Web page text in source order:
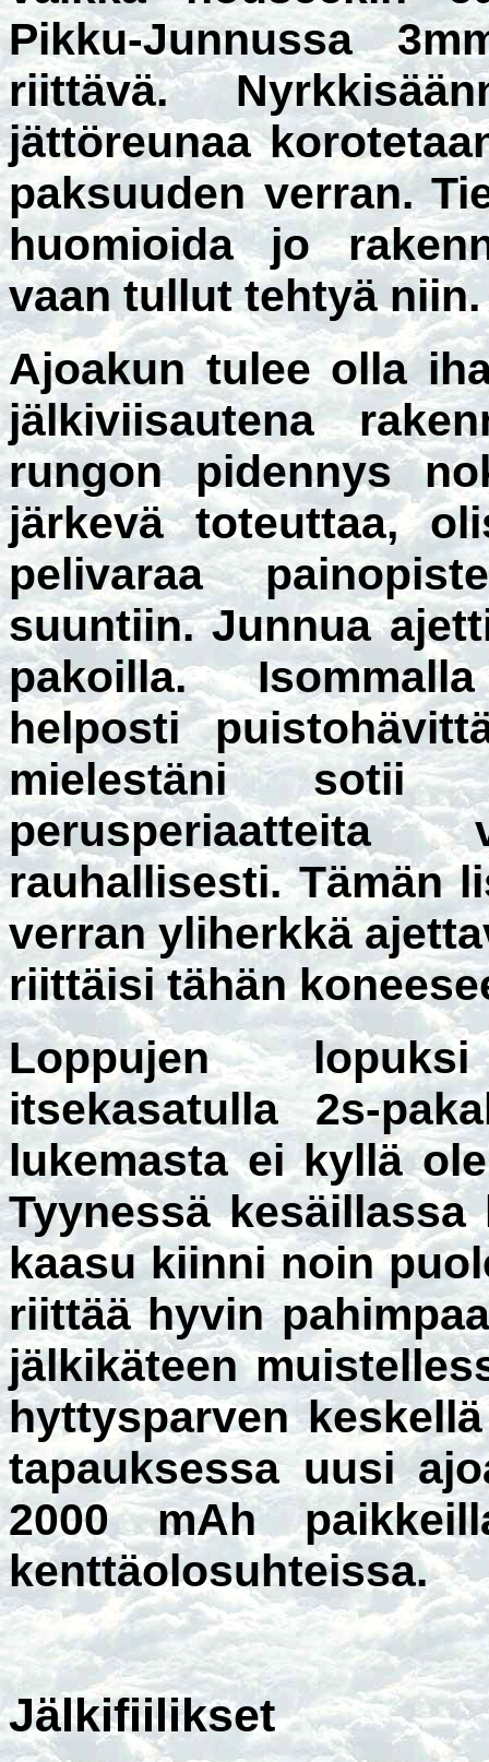
Pikku-Junnussa
riittävä.
jättöreunaa
paksuuden verran.
huomioida jo
vaan tullut tehtyä niin.
Ajoakun tulee olla
jälkiviisautena
rungon pidennys
järkevä toteuttaa,
pelivaraa
suuntiin. Junnua
pakoilla.
helposti
mielestäni sotii
rauhallisesti. Tämän
verran yliherkkä
riittäisi tähän
Loppujen
itsekasatulla 2s-
lukemasta ei kyllä
Tyynessä
kaasu kiinni noin
riittää hyvin
jälkikäteen
hyttysparven
tapauksessa uusi
2000 mAh
kenttäolosuhteissa.
Jälkifiilikset